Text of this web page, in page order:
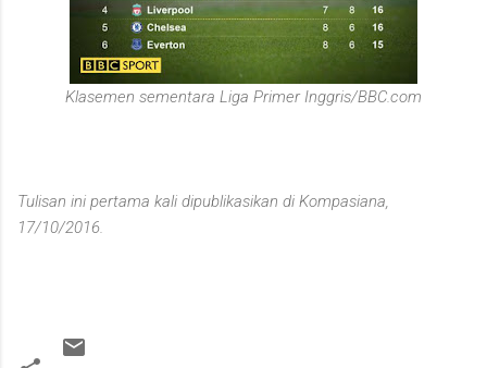
Klasemen sementara Liga Primer Inggris/BBC.com
Tulisan ini pertama kali dipublikasikan di Kompasiana,
17/10/2016.